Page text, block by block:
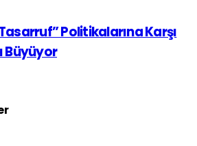
Politikalarına Karşı
Büyüyor